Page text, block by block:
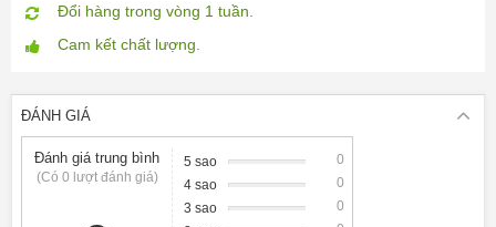
Đổi hàng trong vòng 1 tuần.
Cam kết chất lượng.
ĐÁNH GIÁ
Đánh giá trung bình
(Có 0 lượt đánh giá)
5 sao
0
4 sao
0
3 sao
0